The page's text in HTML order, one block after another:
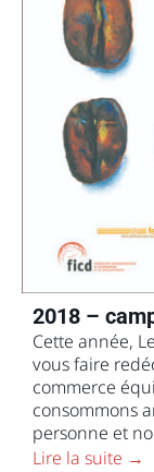
2018 –
Cette année,
vous faire
commerce
consommons
personne et
Lire la suite →